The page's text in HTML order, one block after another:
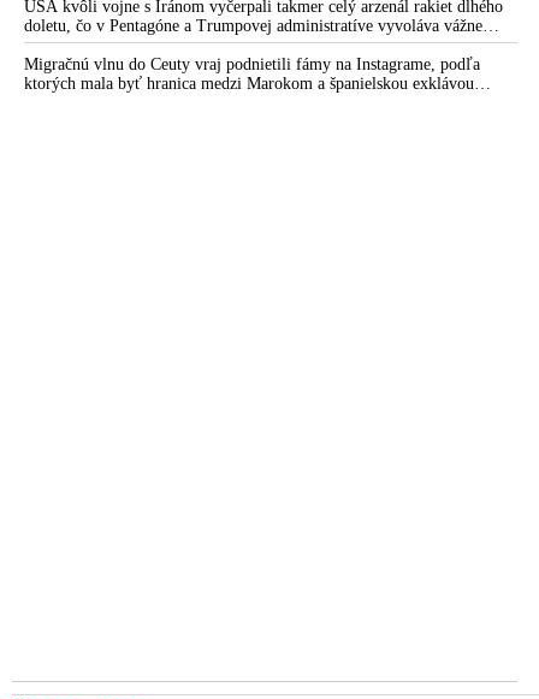
USA kvôli vojne s Iránom vyčerpali takmer celý arzenál rakiet dlhého
doletu, čo v Pentagóne a Trumpovej administratíve vyvoláva vážne
obavy o bojaschopnosť americkej armády v prípade vypuknutia
konfliktu s Čínou alebo Ruskom
Migračnú vlnu do Ceuty vraj podnietili fámy na Instagrame, podľa
ktorých mala byť hranica medzi Marokom a španielskou exklávou